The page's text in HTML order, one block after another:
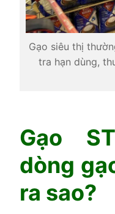
Gạo siêu thị
tra hạn dùng,
Gạo
dòng
ra sao?